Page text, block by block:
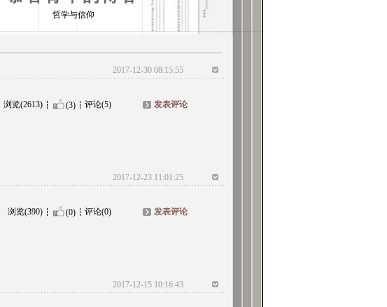
哲学与信仰
2017-12-30 08:15:55
浏览(2613) (3) 评论(5) 发表评论
2017-12-23 11:01:25
浏览(390) (0) 评论(0) 发表评论
2017-12-15 10:16:43